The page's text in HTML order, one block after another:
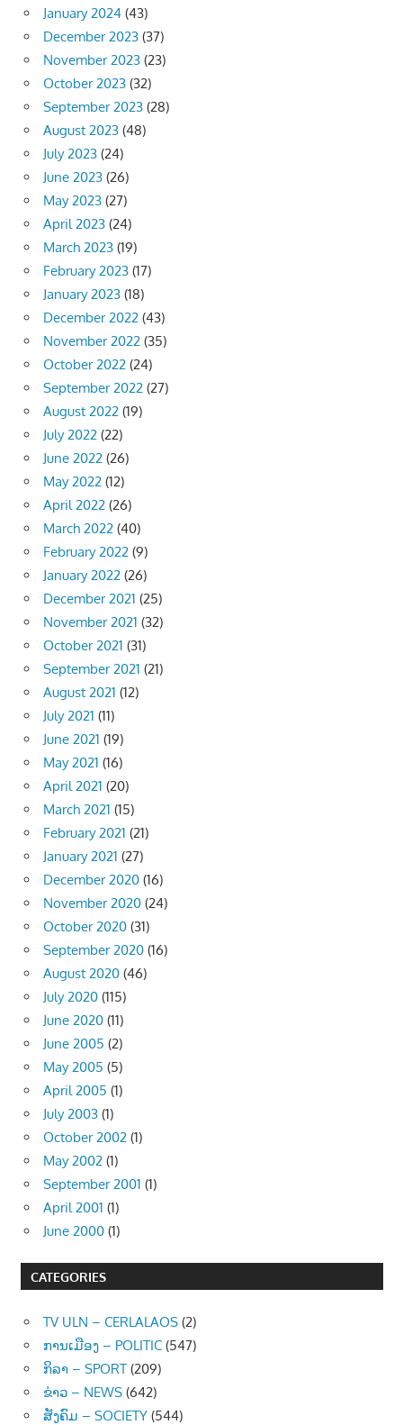
January 2024 (43)
December 2023 (37)
November 2023 (23)
October 2023 (32)
September 2023 (28)
August 2023 (48)
July 2023 (24)
June 2023 (26)
May 2023 (27)
April 2023 (24)
March 2023 (19)
February 2023 (17)
January 2023 (18)
December 2022 (43)
November 2022 (35)
October 2022 (24)
September 2022 (27)
August 2022 (19)
July 2022 (22)
June 2022 (26)
May 2022 (12)
April 2022 (26)
March 2022 (40)
February 2022 (9)
January 2022 (26)
December 2021 (25)
November 2021 (32)
October 2021 (31)
September 2021 (21)
August 2021 (12)
July 2021 (11)
June 2021 (19)
May 2021 (16)
April 2021 (20)
March 2021 (15)
February 2021 (21)
January 2021 (27)
December 2020 (16)
November 2020 (24)
October 2020 (31)
September 2020 (16)
August 2020 (46)
July 2020 (115)
June 2020 (11)
June 2005 (2)
May 2005 (5)
April 2005 (1)
July 2003 (1)
October 2002 (1)
May 2002 (1)
September 2001 (1)
April 2001 (1)
June 2000 (1)
CATEGORIES
TV ULN – CERLALAOS (2)
ການເມືອງ – POLITIC (547)
ກິລາ – SPORT (209)
ຂ່າວ – NEWS (642)
ສັງຄົມ – SOCIETY (544)